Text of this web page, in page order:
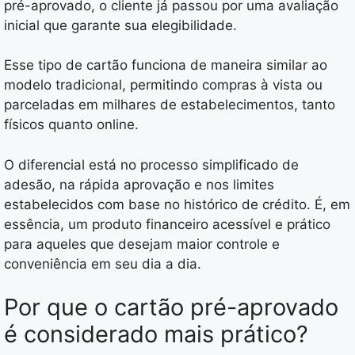
pré-aprovado, o cliente já passou por uma avaliação
inicial que garante sua elegibilidade.
Esse tipo de cartão funciona de maneira similar ao
modelo tradicional, permitindo compras à vista ou
parceladas em milhares de estabelecimentos, tanto
físicos quanto online.
O diferencial está no processo simplificado de
adesão, na rápida aprovação e nos limites
estabelecidos com base no histórico de crédito. É, em
essência, um produto financeiro acessível e prático
para aqueles que desejam maior controle e
conveniência em seu dia a dia.
Por que o cartão pré-aprovado
é considerado mais prático?